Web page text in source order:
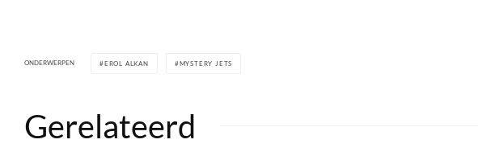
ONDERWERPEN EROL ALKAN MYSTERY JETS
Gerelateerd